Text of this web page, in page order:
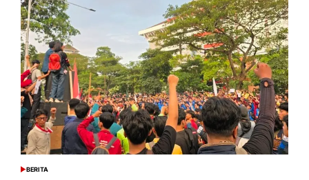
Mahasiswa
Perlu
Waspadai
Agenda
Terselubung
POSTED
BERITA